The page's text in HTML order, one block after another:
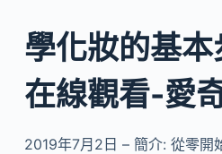
學化妝的基
在線觀看-愛
2019年7月2日 – 簡介: 從零開